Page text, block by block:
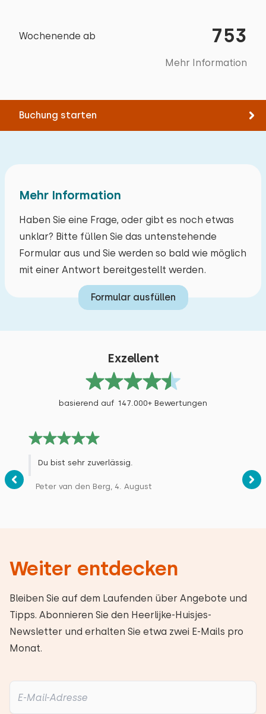
Wochenende ab 753
Mehr Information
Buchung starten
Studentenvereinigungen
Jugendgruppen (bis 25 jahre)
Gruppen von Freunden (bis 30 Jahre)
Boden:
Abmessungen: 80 x 200
Abmessungen: 80 x 200
Extras:
Platz für Kinderbett
Mehr Information
Haben Sie eine Frage, oder gibt es noch etwas
unklar? Bitte füllen Sie das untenstehende
Formular aus und Sie werden so bald wie möglich
mit einer Antwort bereitgestellt werden.
Formular ausfüllen
Exzellent
basierend auf 147.000+ Bewertungen
Du bist sehr zuverlässig.
Peter van den Berg, 4. August
Weiter entdecken
Bleiben Sie auf dem Laufenden über Angebote und
Tipps. Abonnieren Sie den Heerlijke-Huisjes-
Newsletter und erhalten Sie etwa zwei E-Mails pro
Monat.